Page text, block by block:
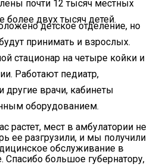
почти 12 тысяч местных
более двух тысяч детей.
детское отделение, но
принимать и взрослых.
стационар на четыре койки и
Работают педиатр,
другие врачи, кабинеты
оборудованием.
растет, мест в амбулатории не
ее разгрузили, и мы получили
обслуживание в
Спасибо большое губернатору,